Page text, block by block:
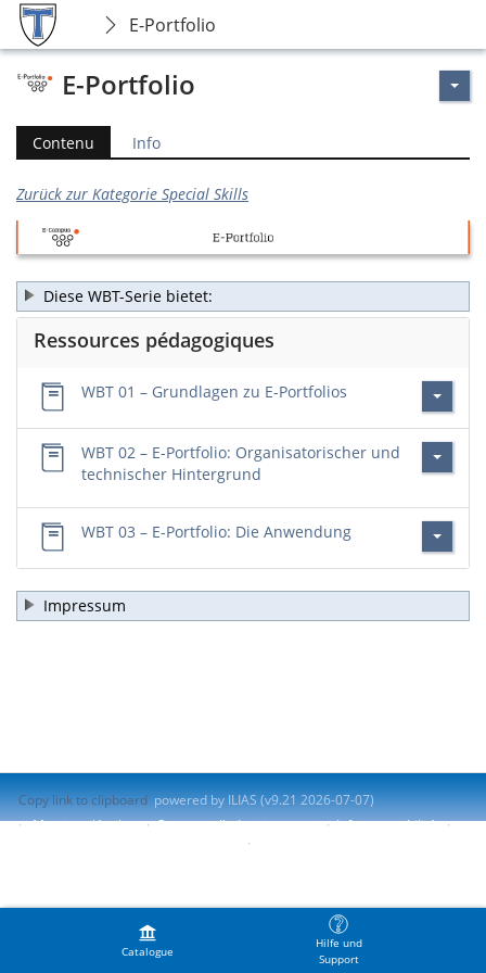
E-Portfolio
Catalogue
Hilfe und
Support
E-Portfolio
Contenu Info
Zurück zur Kategorie Special Skills
Diese WBT-Serie bietet:
Ressources pédagogiques
WBT 01 – Grundlagen zu E-Portfolios
WBT 02 – E-Portfolio: Organisatorischer und
technischer Hintergrund
WBT 03 – E-Portfolio: Die Anwendung
Impressum
Copy link to clipboard powered by ILIAS (v9.21 2026-07-07)
Mentions légales
Contacter l'administrateur
Info accessibilité